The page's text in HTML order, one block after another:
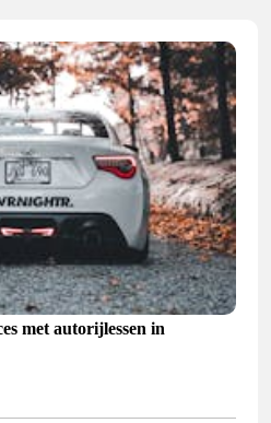
met autorijlessen in